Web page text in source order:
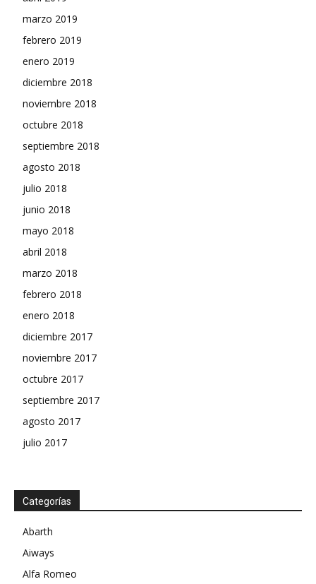
marzo 2019
febrero 2019
enero 2019
diciembre 2018
noviembre 2018
octubre 2018
septiembre 2018
agosto 2018
julio 2018
junio 2018
mayo 2018
abril 2018
marzo 2018
febrero 2018
enero 2018
diciembre 2017
noviembre 2017
octubre 2017
septiembre 2017
agosto 2017
julio 2017
Categorías
Abarth
Aiways
Alfa Romeo